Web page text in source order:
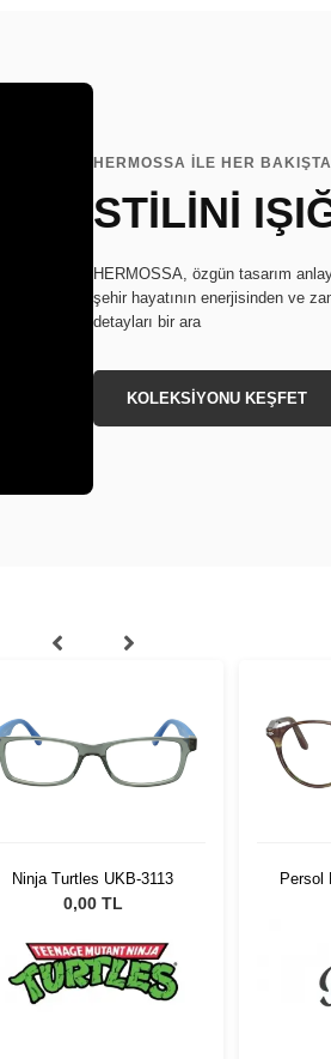
HERMOSSA İLE HER
STİLİNİ
HERMOSSA, özgün tasarım
şehir hayatının enerjisinden ve
detayları bir ara
KOLEKSİYONU KEŞFET
Ninja Turtles UKB-3113
0,00 TL
Persol